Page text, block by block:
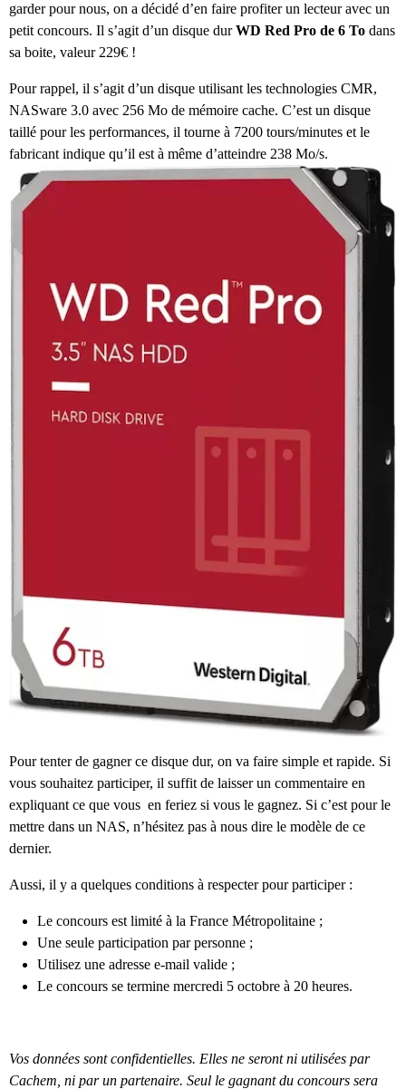
garder pour nous, on a décidé d’en faire profiter un lecteur avec un
petit concours. Il s’agit d’un disque durWD Red Pro de 6 To dans
sa boite, valeur 229€ !
Pour rappel, il s’agit d’un disque utilisant les technologies CMR,
NASware 3.0 avec 256 Mo de mémoire cache. C’est un disque
taillé pour les performances, il tourne à 7200 tours/minutes et le
fabricant indique qu’il est à même d’atteindre 238 Mo/s.
Pour tenter de gagner ce disque dur, on va faire simple et rapide. Si
vous souhaitez participer, il suffit de laisser un commentaire en
expliquant ce que vous en feriez si vous le gagnez. Si c’est pour le
mettre dans un NAS, n’hésitez pas à nous dire le modèle de ce
dernier.
Aussi, il y a quelques conditions à respecter pour participer :
Le concours est limité à la France Métropolitaine ;
Une seule participation par personne ;
Utilisez une adresse e-mail valide ;
Le concours se termine mercredi 5 octobre à 20 heures.
Vos données sont confidentielles. Elles ne seront ni utilisées par
Cachem, ni par un partenaire. Seul le gagnant du concours sera